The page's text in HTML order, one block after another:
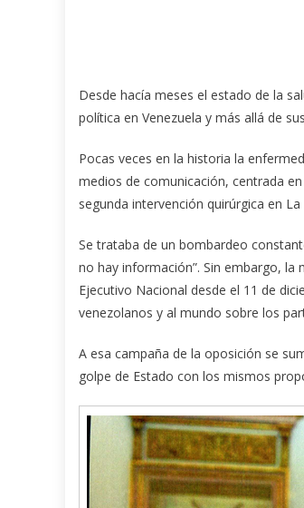
Desde hacía meses el estado de la
política en Venezuela y más allá de
Pocas veces en la historia la
medios de comunicación, centrada
segunda intervención quirúrgica en La
Se trataba de un bombardeo
no hay información”. Sin embargo,
Ejecutivo Nacional desde el 11 de
venezolanos y al mundo sobre los
A esa campaña de la oposición se
golpe de Estado con los mismos